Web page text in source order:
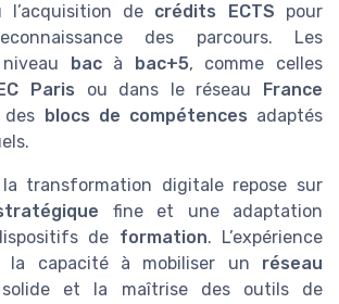
l’acquisition de crédits ECTS pour
des parcours. Les
bacà bac+5, comme celles
Paris ou dans le réseau France
blocs de compétences adaptés
transformation digitale repose sur
fine et une adaptation
de formation. L’expérience
la capacité à mobiliser un réseau
solide et la maîtrise des outils de